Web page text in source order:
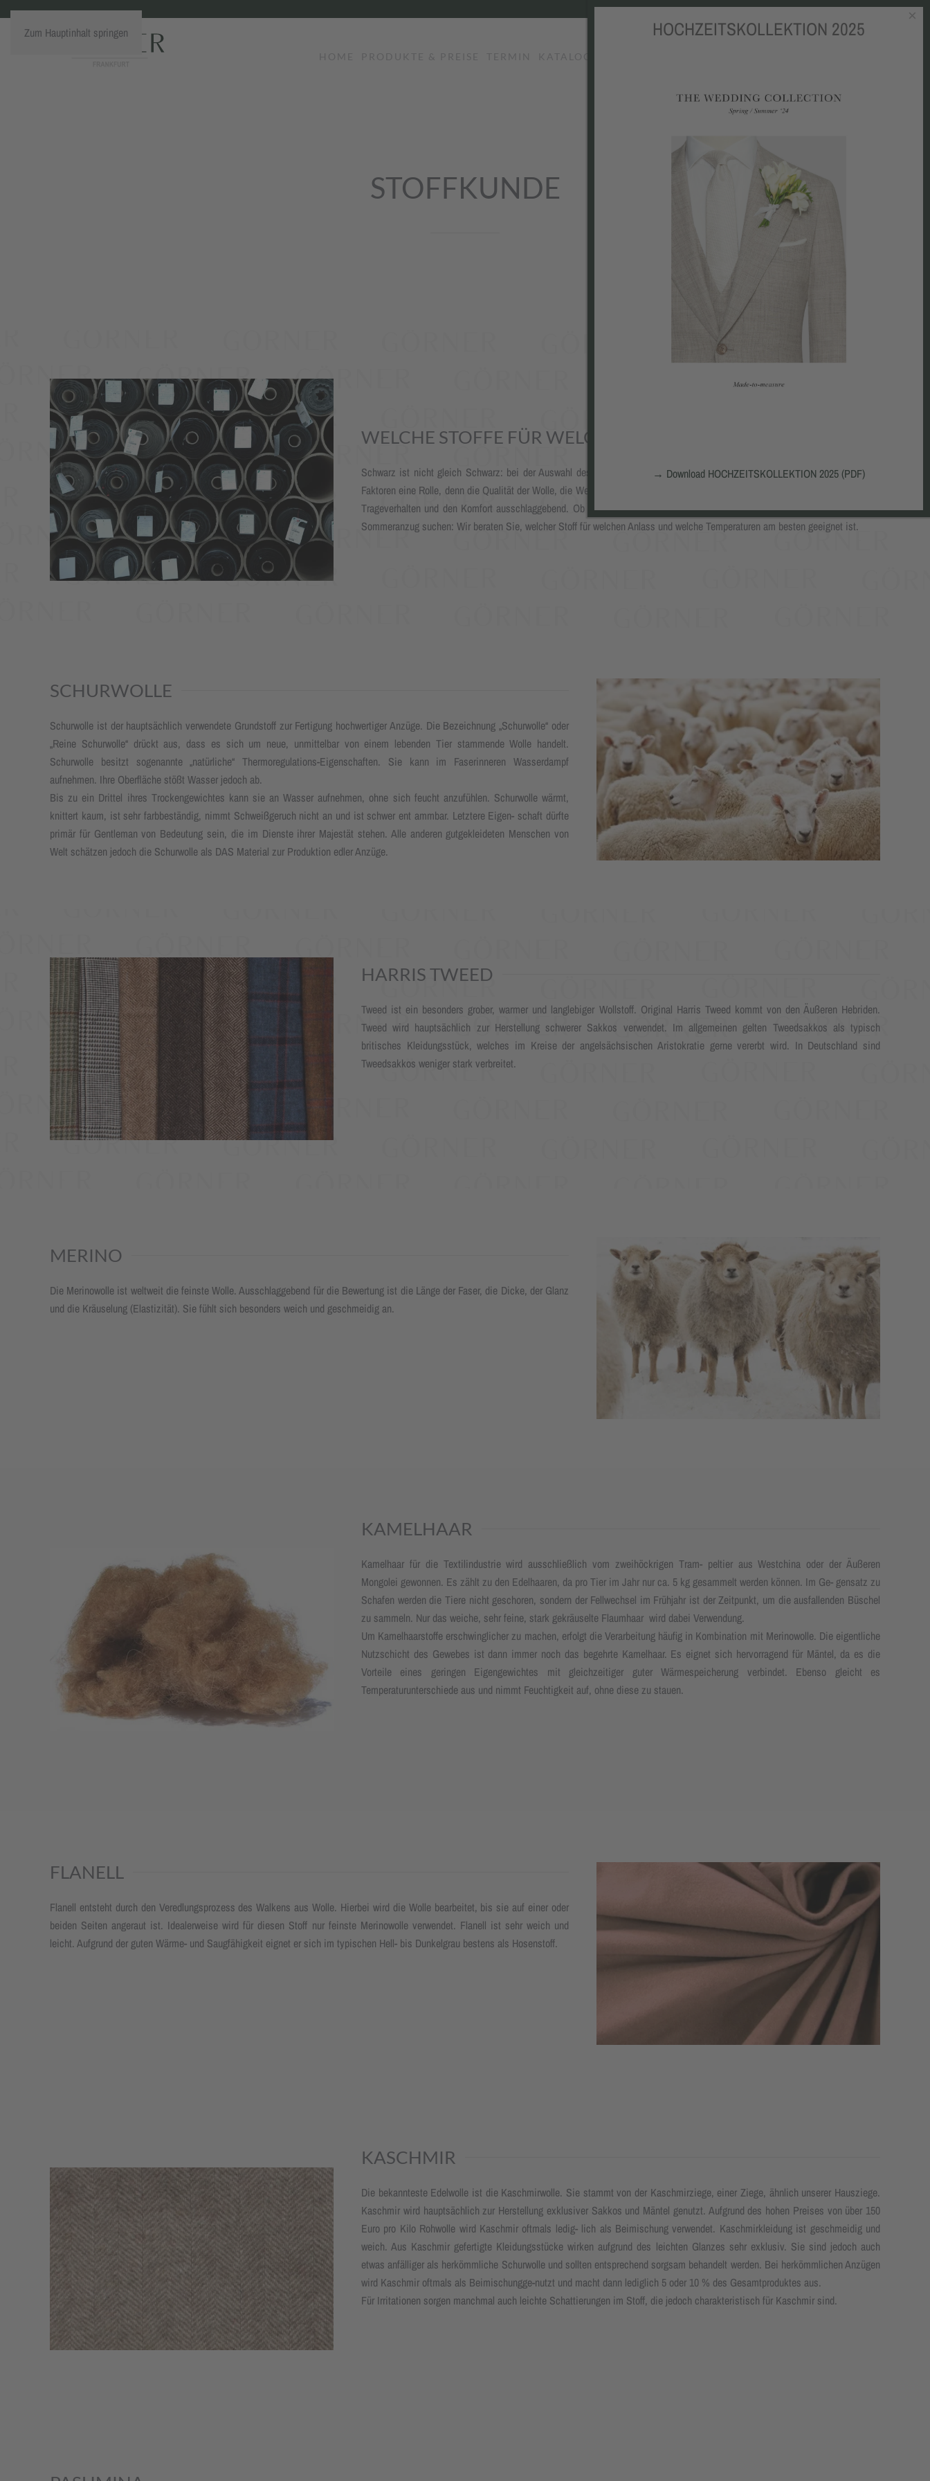
Zum Hauptinhalt springen
STOFFKUNDE
WELCHE STOFFE FÜR WELCHEN ANLASS?
Schwarz ist nicht gleich Schwarz: bei der Auswahl des richtigen Anzugstoffes spielen neben der Farbe auch andere wichtige
Faktoren eine Rolle, denn die Qualität der Wolle, die Webart und die Herstellung des jeweiligen Stoffes beeinflussen das spätere
Trageverhalten und den Komfort ausschlaggebend. Ob Sie nun heiraten, ein hochwertiges Business-Out t oder einen leichten
Sommeranzug suchen: Wir beraten Sie, welcher Stoff für welchen Anlass und welche Temperaturen am besten geeignet ist.
SCHURWOLLE
Schurwolle ist der hauptsächlich verwendete Grundstoff zur Fertigung hochwertiger Anzüge. Die Bezeichnung „Schurwolle“ oder
„Reine Schurwolle“ drückt aus, dass es sich um neue, unmittelbar von einem lebenden Tier stammende Wolle handelt.
Schurwolle besitzt sogenannte „natürliche“ Thermoregulations-Eigenschaften. Sie kann im Faserinneren Wasserdampf
aufnehmen. Ihre Oberfläche stößt Wasser jedoch ab.
Bis zu ein Drittel ihres Trockengewichtes kann sie an Wasser aufnehmen, ohne sich feucht anzufühlen. Schurwolle wärmt,
knittert kaum, ist sehr farbbeständig, nimmt Schweißgeruch nicht an und ist schwer ent ammbar. Letztere Eigen- schaft dürfte
primär für Gentleman von Bedeutung sein, die im Dienste ihrer Majestät stehen. Alle anderen gutgekleideten Menschen von
Welt schätzen jedoch die Schurwolle als DAS Material zur Produktion edler Anzüge.
HARRIS TWEED
Tweed ist ein besonders grober, warmer und langlebiger Wollstoff. Original Harris Tweed kommt von den Äußeren Hebriden.
Tweed wird hauptsächlich zur Herstellung schwerer Sakkos verwendet. Im allgemeinen gelten Tweedsakkos als typisch
britisches Kleidungsstück, welches im Kreise der angelsächsischen Aristokratie gerne vererbt wird. In Deutschland sind
Tweedsakkos weniger stark verbreitet.
MERINO
Die Merinowolle ist weltweit die feinste Wolle. Ausschlaggebend für die Bewertung ist die Länge der Faser, die Dicke, der Glanz
und die Kräuselung (Elastizität). Sie fühlt sich besonders weich und geschmeidig an.
KAMELHAAR
Kamelhaar für die Textilindustrie wird ausschließlich vom zweihöckrigen Tram- peltier aus Westchina oder der Äußeren
Mongolei gewonnen. Es zählt zu den Edelhaaren, da pro Tier im Jahr nur ca. 5 kg gesammelt werden können. Im Ge- gensatz zu
Schafen werden die Tiere nicht geschoren, sondern der Fellwechsel im Frühjahr ist der Zeitpunkt, um die ausfallenden Büschel
zu sammeln. Nur das weiche, sehr feine, stark gekräuselte Flaumhaar wird dabei Verwendung.
Um Kamelhaarstoffe erschwinglicher zu machen, erfolgt die Verarbeitung häufig in Kombination mit Merinowolle. Die eigentliche
Nutzschicht des Gewebes ist dann immer noch das begehrte Kamelhaar. Es eignet sich hervorragend für Mäntel, da es die
Vorteile eines geringen Eigengewichtes mit gleichzeitiger guter Wärmespeicherung verbindet. Ebenso gleicht es
Temperaturunterschiede aus und nimmt Feuchtigkeit auf, ohne diese zu stauen.
FLANELL
Flanell entsteht durch den Veredlungsprozess des Walkens aus Wolle. Hierbei wird die Wolle bearbeitet, bis sie auf einer oder
beiden Seiten angeraut ist. Idealerweise wird für diesen Stoff nur feinste Merinowolle verwendet. Flanell ist sehr weich und
leicht. Aufgrund der guten Wärme- und Saugfähigkeit eignet er sich im typischen Hell- bis Dunkelgrau bestens als Hosenstoff.
KASCHMIR
Die bekannteste Edelwolle ist die Kaschmirwolle. Sie stammt von der Kaschmirziege, einer Ziege, ähnlich unserer Hausziege.
Kaschmir wird hauptsächlich zur Herstellung exklusiver Sakkos und Mäntel genutzt. Aufgrund des hohen Preises von über 150
Euro pro Kilo Rohwolle wird Kaschmir oftmals ledig- lich als Beimischung verwendet. Kaschmirkleidung ist geschmeidig und
weich. Aus Kaschmir gefertigte Kleidungsstücke wirken aufgrund des leichten Glanzes sehr exklusiv. Sie sind jedoch auch
etwas anfälliger als herkömmliche Schurwolle und sollten entsprechend sorgsam behandelt werden. Bei herkömmlichen Anzügen
wird Kaschmir oftmals als Beimischungge-nutzt und macht dann lediglich 5 oder 10 % des Gesamtproduktes aus.
Für Irritationen sorgen manchmal auch leichte Schattierungen im Stoff, die jedoch charakteristisch für Kaschmir sind.
×
HOCHZEITSKOLLEKTION 2025
→ Download HOCHZEITSKOLLEKTION 2025 (PDF)